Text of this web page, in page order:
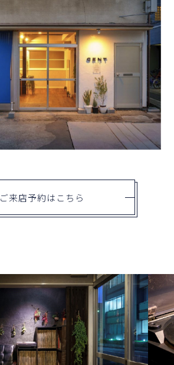
ご来店予約はこちら